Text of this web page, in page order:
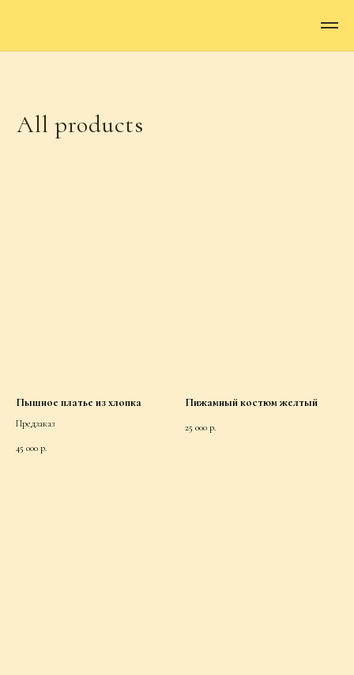
Пышное платье из хлопка
Предзаказ
45 000 р.
Пижамный костюм желтый
25 000 р.